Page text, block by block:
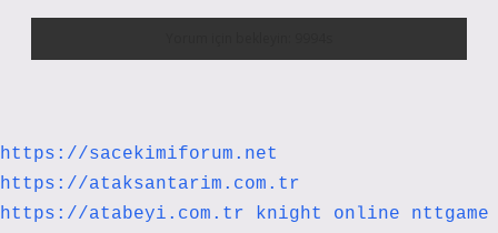
https://sacekimiforum.net
https://ataksantarim.com.tr
https://atabeyi.com.tr
knight online
nttgame